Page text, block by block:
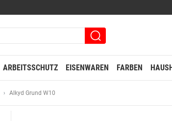
ARBEITSSCHUTZ EISENWAREN FARBEN
Alkyd Grund W10